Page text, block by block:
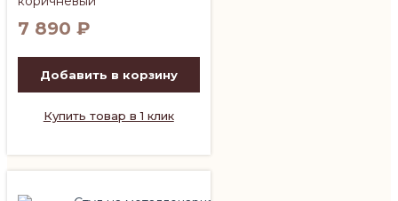
7 890 ₽
Добавить в корзину
Купить товар в 1 клик